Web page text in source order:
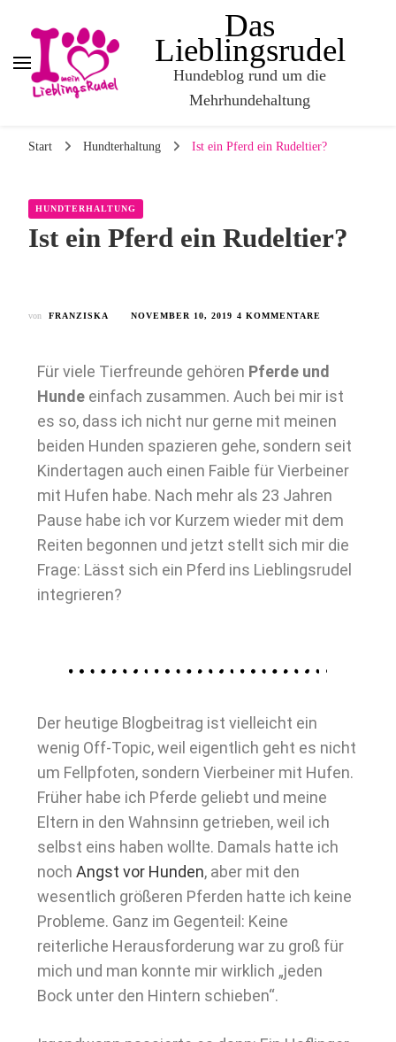
Das
Lieblingsrudel
Hundeblog rund um die
Mehrhundehaltung
Start Hundterhaltung Ist ein Pferd ein Rudeltier?
HUNDTERHALTUNG
Ist ein Pferd ein Rudeltier?
von FRANZISKA NOVEMBER 10, 2019 4 KOMMENTARE
Für viele Tierfreunde gehören Pferde und
Hunde einfach zusammen. Auch bei mir ist
es so, dass ich nicht nur gerne mit meinen
beiden Hunden spazieren gehe, sondern seit
Kindertagen auch einen Faible für Vierbeiner
mit Hufen habe. Nach mehr als 23 Jahren
Pause habe ich vor Kurzem wieder mit dem
Reiten begonnen und jetzt stellt sich mir die
Frage: Lässt sich ein Pferd ins Lieblingsrudel
integrieren?
Der heutige Blogbeitrag ist vielleicht ein
wenig Off-Topic, weil eigentlich geht es nicht
um Fellpfoten, sondern Vierbeiner mit Hufen.
Früher habe ich Pferde geliebt und meine
Eltern in den Wahnsinn getrieben, weil ich
selbst eins haben wollte. Damals hatte ich
noch Angst vor Hunden, aber mit den
wesentlich größeren Pferden hatte ich keine
Probleme. Ganz im Gegenteil: Keine
reiterliche Herausforderung war zu groß für
mich und man konnte mir wirklich „jeden
Bock unter den Hintern schieben“.